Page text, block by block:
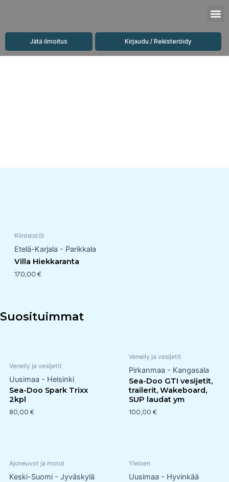
Jätä ilmoitus Kirjaudu / Rekisteröidy
Kiinteistöt
Etelä-Karjala - Parikkala
Villa Hiekkaranta
170,00 €
Suosituimmat
Veneily ja vesijetit
Uusimaa - Helsinki
Sea-Doo Spark Trixx
2kpl
80,00 €
Veneily ja vesijetit
Pirkanmaa - Kangasala
Sea-Doo GTI vesijetit,
trailerit, Wakeboard,
SUP laudat ym
100,00 €
Ajoneuvot ja motot
Keski-Suomi - Jyväskylä
Yleinen
Uusimaa - Hyvinkää